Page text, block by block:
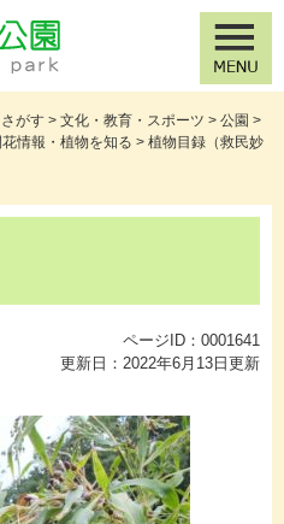
がす > 文化・教育・スポーツ > 公園 >
花情報・植物を知る > 植物目録（救民妙
ページID：0001641
更新日：2022年6月13日更新